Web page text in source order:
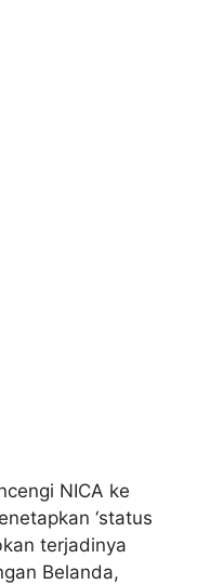
NICA ke
‘status
terjadinya
Belanda,